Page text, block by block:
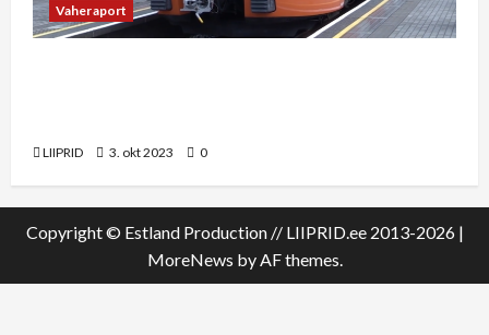
Vaheraport
LIIPRID 3. okt 2023 0
Copyright © Estland Production // LIIPRID.ee 2013-2026 |
MoreNews by AF themes.